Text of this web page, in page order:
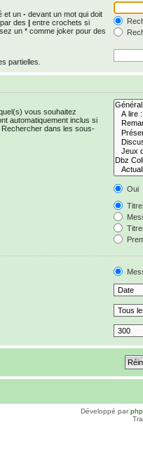
et un - devant un mot qui doit
des | entre crochets si
un * comme joker pour des
partielles.
vous souhaitez
automatiquement inclus si
dans les sous-
Oui
Développé par